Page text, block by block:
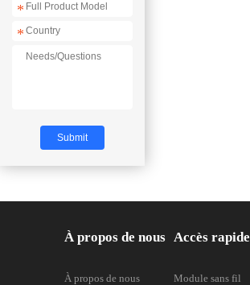
À propos de nous
À propos de nous
Accès rapide
Module sans fil
*
*